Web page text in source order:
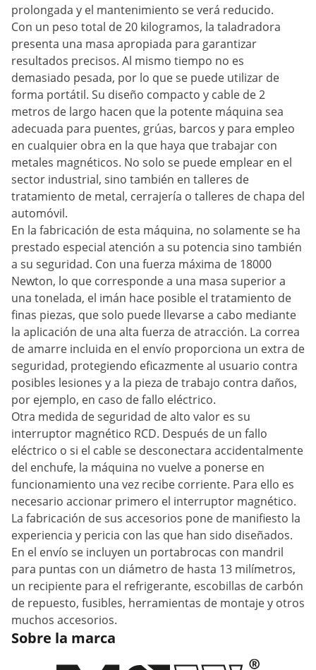
prolongada y el mantenimiento se verá reducido.
Con un peso total de 20 kilogramos, la taladradora
presenta una masa apropiada para garantizar
resultados precisos. Al mismo tiempo no es
demasiado pesada, por lo que se puede utilizar de
forma portátil. Su diseño compacto y cable de 2
metros de largo hacen que la potente máquina sea
adecuada para puentes, grúas, barcos y para empleo
en cualquier obra en la que haya que trabajar con
metales magnéticos. No solo se puede emplear en el
sector industrial, sino también en talleres de
tratamiento de metal, cerrajería o talleres de chapa del
automóvil.
En la fabricación de esta máquina, no solamente se ha
prestado especial atención a su potencia sino también
a su seguridad. Con una fuerza máxima de 18000
Newton, lo que corresponde a una masa superior a
una tonelada, el imán hace posible el tratamiento de
finas piezas, que solo puede llevarse a cabo mediante
la aplicación de una alta fuerza de atracción. La correa
de amarre incluida en el envío proporciona un extra de
seguridad, protegiendo eficazmente al usuario contra
posibles lesiones y a la pieza de trabajo contra daños,
por ejemplo, en caso de fallo eléctrico.
Otra medida de seguridad de alto valor es su
interruptor magnético RCD. Después de un fallo
eléctrico o si el cable se desconectara accidentalmente
del enchufe, la máquina no vuelve a ponerse en
funcionamiento una vez recibe corriente. Para ello es
necesario accionar primero el interruptor magnético.
La fabricación de sus accesorios pone de manifiesto la
experiencia y pericia con las que han sido diseñados.
En el envío se incluyen un portabrocas con mandril
para puntas con un diámetro de hasta 13 milímetros,
un recipiente para el refrigerante, escobillas de carbón
de repuesto, fusibles, herramientas de montaje y otros
muchos accesorios.
Sobre la marca